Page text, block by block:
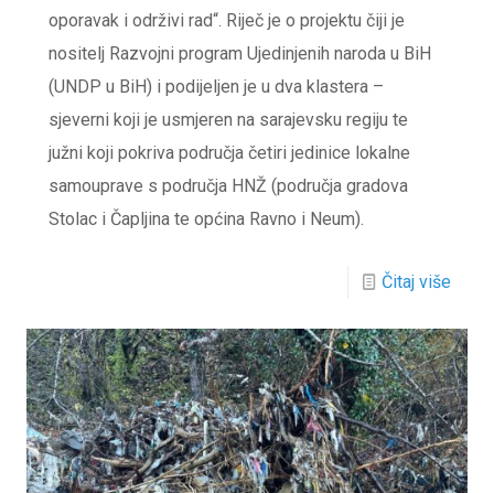
oporavak i održivi rad“. Riječ je o projektu čiji je
nositelj Razvojni program Ujedinjenih naroda u BiH
(UNDP u BiH) i podijeljen je u dva klastera –
sjeverni koji je usmjeren na sarajevsku regiju te
južni koji pokriva područja četiri jedinice lokalne
samouprave s područja HNŽ (područja gradova
Stolac i Čapljina te općina Ravno i Neum).
Čitaj više